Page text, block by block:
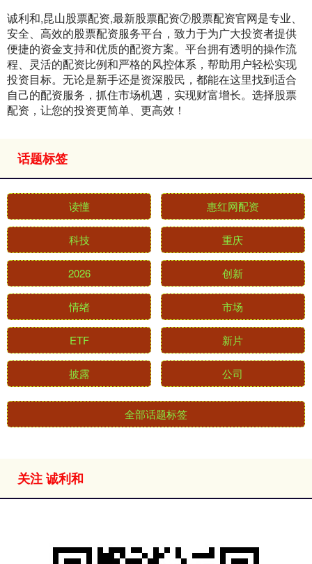
诚利和,昆山股票配资,最新股票配资⑦股票配资官网是专业、
安全、高效的股票配资服务平台，致力于为广大投资者提供
便捷的资金支持和优质的配资方案。平台拥有透明的操作流
程、灵活的配资比例和严格的风控体系，帮助用户轻松实现
投资目标。无论是新手还是资深股民，都能在这里找到适合
自己的配资服务，抓住市场机遇，实现财富增长。选择股票
配资，让您的投资更简单、更高效！
话题标签
读懂 惠红网配资
科技 重庆
2026 创新
情绪 市场
ETF 新片
披露 公司
全部话题标签
关注 诚利和